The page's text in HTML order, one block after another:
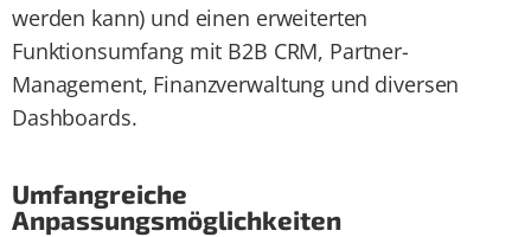
werden kann) und einen erweiterten
Funktionsumfang mit B2B CRM, Partner-
Management, Finanzverwaltung und diversen
Dashboards.
Umfangreiche
Anpassungsmöglichkeiten